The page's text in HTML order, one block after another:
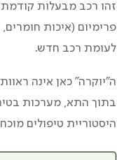
זהו רכב מבעלות
פרימיום (איכות
לעומת רכב חדש.
ה”יוקרה” כאן אינה
בתוך התא, מערכות
היסטוריית טיפולים